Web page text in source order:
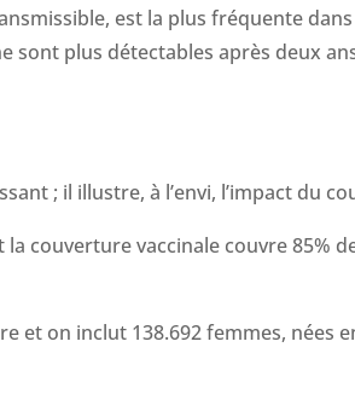
est la plus fréquente
sont plus détectables après deux
; il illustre, à l’envi, l’impact du
couverture vaccinale couvre 85%
et on inclut 138.692 femmes, nées